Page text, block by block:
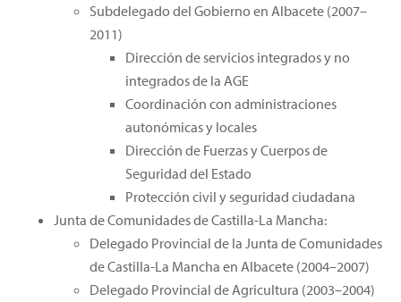
Subdelegado del Gobierno en Albacete (2007–
2011)
Dirección de servicios integrados y no
integrados de la AGE
Coordinación con administraciones
autonómicas y locales
Dirección de Fuerzas y Cuerpos de
Seguridad del Estado
Protección civil y seguridad ciudadana
Junta de Comunidades de Castilla-La Mancha:
Delegado Provincial de la Junta de Comunidades
de Castilla-La Mancha en Albacete (2004–2007)
Delegado Provincial de Agricultura (2003–2004)